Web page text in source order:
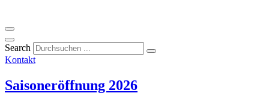
Search
Kontakt
Saisoneröffnung 2026